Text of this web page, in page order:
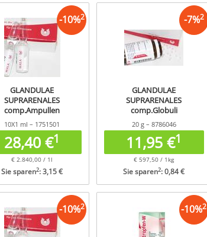
GLANDULAE
SUPRARENALES
comp.Ampullen
10X1 ml – 1751501
28,40 €1
€ 2.840,00 / 1l
Sie sparen2: 3,15 €
-10%2
GLANDULAE
SUPRARENALES
comp.Globuli
20 g – 8786046
11,95 €1
€ 597,50 / 1kg
Sie sparen2: 0,84 €
-7%2
-10%2 -10%2